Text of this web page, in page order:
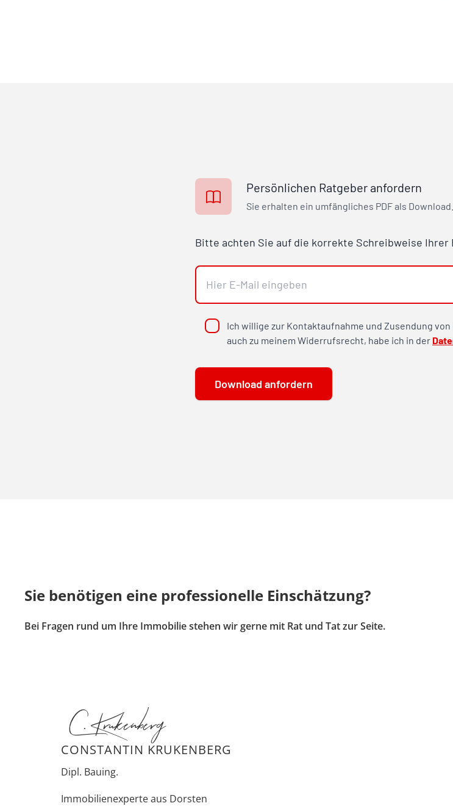
Sie benötigen eine professionelle Einschätzung?
Bei Fragen rund um Ihre Immobilie stehen wir gerne mit Rat und Tat zur Seite.
C. Krukenberg
CONSTANTIN KRUKENBERG
Dipl. Bauing.
Immobilienexperte aus Dorsten